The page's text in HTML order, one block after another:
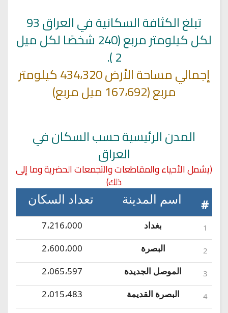
تبلغ الكثافة السكانية في العراق 93
لكل كيلومتر مربع (240 شخصًا لكل ميل
2 ).
إجمالي مساحة الأرض 434،320 كيلومتر
مربع (167،692 ميل مربع)
المدن الرئيسية حسب السكان في
العراق
(يشمل الأحياء والمقاطعات والتجمعات الحضرية وما إلى
ذلك)
#
اسم المدينة تعداد السكان
1 بغداد 7،216،000
2 البصرة 2،600،000
3 الموصل الجديدة 2،065،597
4 البصرة القديمة
2،015،483